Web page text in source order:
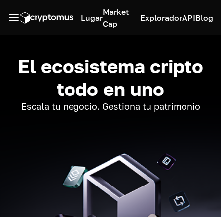
Lugar
Market
Cap
ExploradorAPIBlog
El ecosistema cripto
todo en uno
Escala tu negocio. Gestiona tu patrimonio